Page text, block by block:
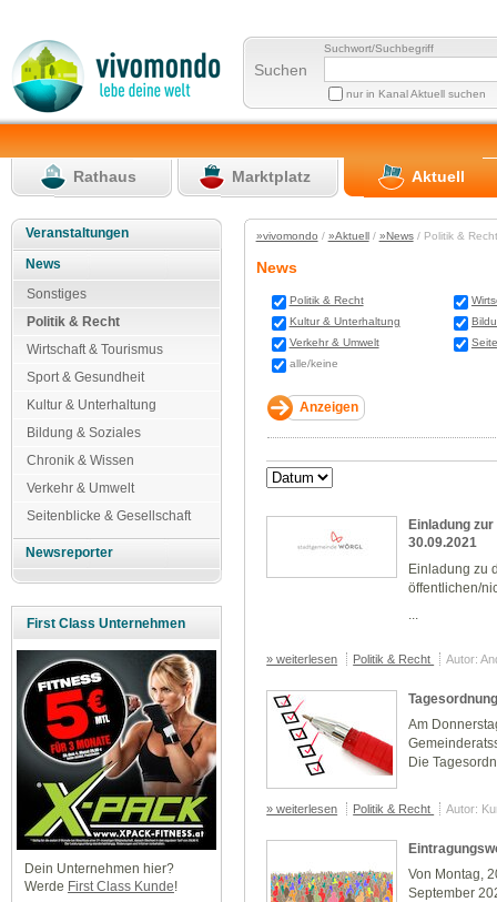
Suchen
Suchwort/Suchbegriff
nur in Kanal Aktuell suchen
Rathaus Marktplatz Aktuell
Veranstaltungen
News
Sonstiges
Politik & Recht
Wirtschaft & Tourismus
Sport & Gesundheit
Kultur & Unterhaltung
Bildung & Soziales
Chronik & Wissen
Verkehr & Umwelt
Seitenblicke & Gesellschaft
Newsreporter
First Class Unternehmen
Dein Unternehmen hier?
Werde First Class Kunde!
»vivomondo / »Aktuell/ »News/ Politik &
News
Politik & Recht
Kultur & Unterhaltung
Verkehr & Umwelt
alle/keine
Einladung
30.09.2021
Einladung zu
öffentlichen/
» weiterlesen Politik & Recht Autor:
Am
Die
» weiterlesen Politik & Recht Autor:
Von Montag,
September